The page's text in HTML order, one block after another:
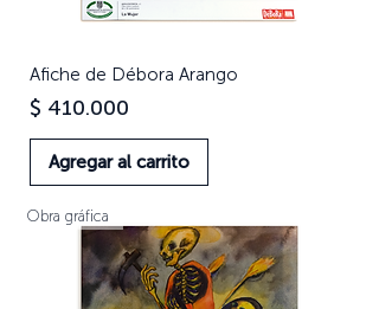
Afiche de Débora Arango
Precio
$ 410.000
Agregar al carrito
Obra gráfica